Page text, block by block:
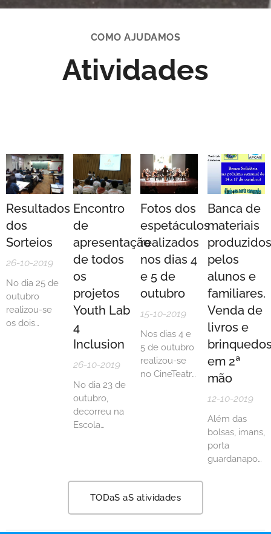
COMO AJUDAMOS
Atividades
Resultados
dos
Sorteios
26-10-2019
No dia 25 de
outubro
realizou-se
os dois
Encontro
de
apresentação
de todos
os
projetos
Youth Lab
4
Inclusion
26-10-2019
No dia 23 de
outubro,
decorreu na
Escola
entre todas
as escolas
neste projeto
desenvolvido
Fotos dos
espetáculos
realizados
nos dias 4
e 5 de
outubro
15-10-2019
Nos dias 4 e
5 de outubro
realizou-se
no CineTeatro
projeto.
Banca de
materiais
produzidos
pelos
alunos e
familiares.
Venda de
livros e
em 2ª
mão
12-10-2019
Além das
bolsas, imans,
porta
guardanapos,
TODaS aS atividades